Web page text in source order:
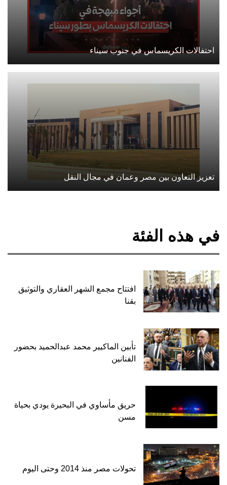
احتفالات الكريسماس في جنوب سيناء
تعزيز التعاون بين مصر وعمان في مجال النقل
في هذه الفئة
افتتاح مجمع الشهر العقاري والتوثيق
بقنا
تأبين الماكيير محمد عبدالحميد بحضور
الفنانين
حريق مأساوي في البحيرة يودي بحياة
مسن
تحولات مصر منذ 2014 وحتى اليوم